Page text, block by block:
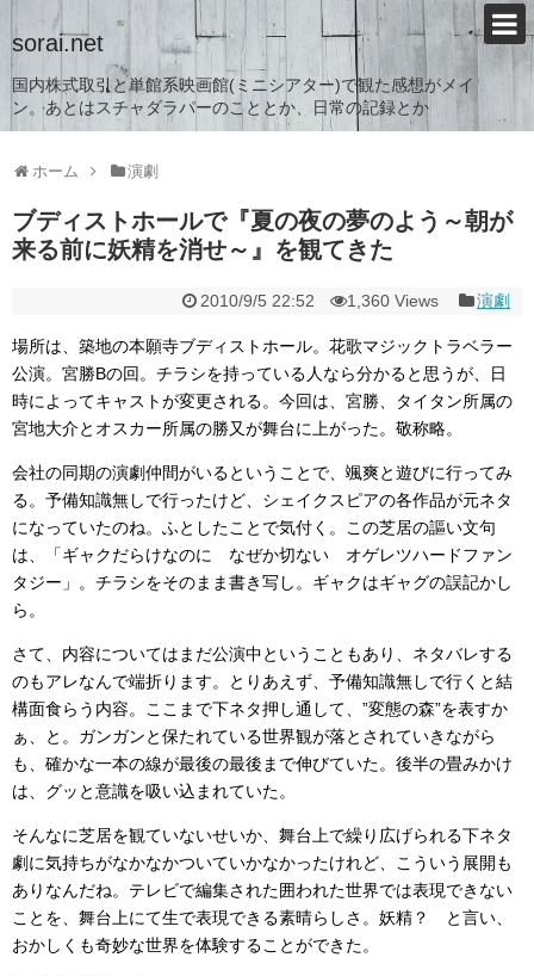
sorai.net
国内株式取引と単館系映画館(ミニシアター)で観た感想がメイ
ン。あとはスチャダラパーのこととか、日常の記録とか
ホーム 演劇
ブディストホールで『夏の夜の夢のよう～朝が
来る前に妖精を消せ～』を観てきた
2010/9/5 22:52 1,360 Views 演劇
場所は、築地の本願寺ブディストホール。花歌マジックトラベラー
公演。宮勝Bの回。チラシを持っている人なら分かると思うが、日
時によってキャストが変更される。今回は、宮勝、タイタン所属の
宮地大介とオスカー所属の勝又が舞台に上がった。敬称略。
会社の同期の演劇仲間がいるということで、颯爽と遊びに行ってみ
る。予備知識無しで行ったけど、シェイクスピアの各作品が元ネタ
になっていたのね。ふとしたことで気付く。この芝居の謳い文句
は、「ギャクだらけなのに なぜか切ない オゲレツハードファン
タジー」。チラシをそのまま書き写し。ギャクはギャグの誤記かし
ら。
さて、内容についてはまだ公演中ということもあり、ネタバレする
のもアレなんで端折ります。とりあえず、予備知識無しで行くと結
構面食らう内容。ここまで下ネタ押し通して、”変態の森”を表すか
ぁ、と。ガンガンと保たれている世界観が落とされていきながら
も、確かな一本の線が最後の最後まで伸びていた。後半の畳みかけ
は、グッと意識を吸い込まれていた。
そんなに芝居を観ていないせいか、舞台上で繰り広げられる下ネタ
劇に気持ちがなかなかついていかなかったけれど、こういう展開も
ありなんだね。テレビで編集された囲われた世界では表現できない
ことを、舞台上にて生で表現できる素晴らしさ。妖精？ と言い、
おかしくも奇妙な世界を体験することができた。